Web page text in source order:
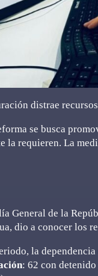
distrae
se busca
la requieren. La
General de la
dio a conocer los
la
: 62 con